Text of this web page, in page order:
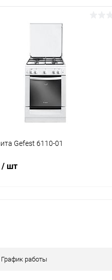
В корзину
Gefest 6110-01
/ шт
График работы